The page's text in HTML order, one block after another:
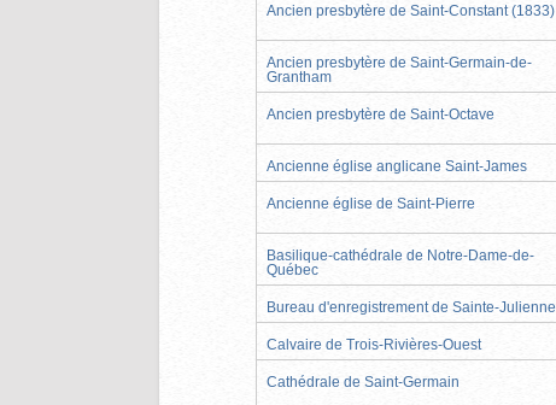
Ancien presbytère de Saint-Constant (1833)
Ancien presbytère de Saint-Germain-de-
Grantham
Ancien presbytère de Saint-Octave
Ancienne église anglicane Saint-James
Ancienne église de Saint-Pierre
Basilique-cathédrale de Notre-Dame-de-
Québec
Bureau d'enregistrement de Sainte-Julienne
Calvaire de Trois-Rivières-Ouest
Cathédrale de Saint-Germain